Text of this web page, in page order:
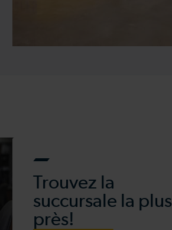
Trouvez la
succursale la plus
près!